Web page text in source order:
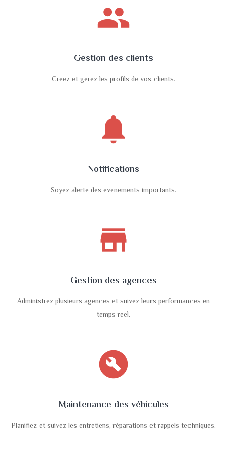
people
Gestion des clients
Créez et gérez les profils de vos clients.
notifications
Notifications
Soyez alerté des événements importants.
store
Gestion des agences
Administrez plusieurs agences et suivez leurs performances en
temps réel.
build_circle
Maintenance des véhicules
Planifiez et suivez les entretiens, réparations et rappels techniques.